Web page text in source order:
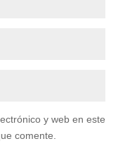
y web en este
comente.